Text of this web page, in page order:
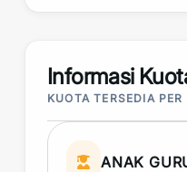
Informasi
KUOTA TERSEDIA
ANAK